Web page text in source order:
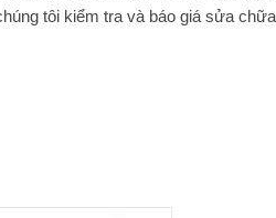
tôi kiểm tra và báo giá sửa chữa